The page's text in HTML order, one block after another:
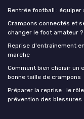
Rentrée football : équiper
Crampons connectés et
changer le foot amateur ?
Reprise d'entraînement
marche
Comment bien choisir un
bonne taille de crampons
Préparer la reprise : le
prévention des blessures